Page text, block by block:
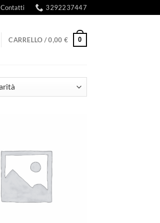
Contatti 3292237447
CARRELLO /0,00 € 0